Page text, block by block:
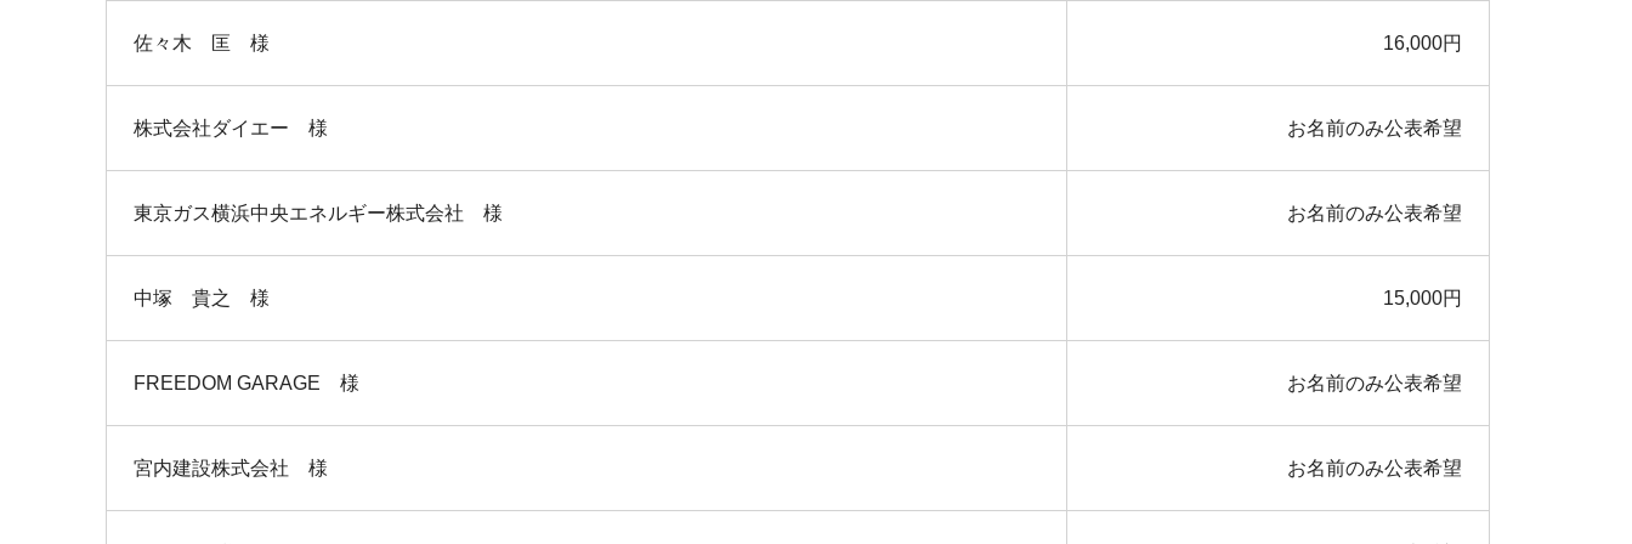
佐々木 匡 様 16,000円
株式会社ダイエー 様 お名前のみ公表希望
東京ガス横浜中央エネルギー株式会社 様 お名前のみ公表希望
中塚 貴之 様 15,000円
FREEDOM GARAGE 様 お名前のみ公表希望
宮内建設株式会社 様 お名前のみ公表希望